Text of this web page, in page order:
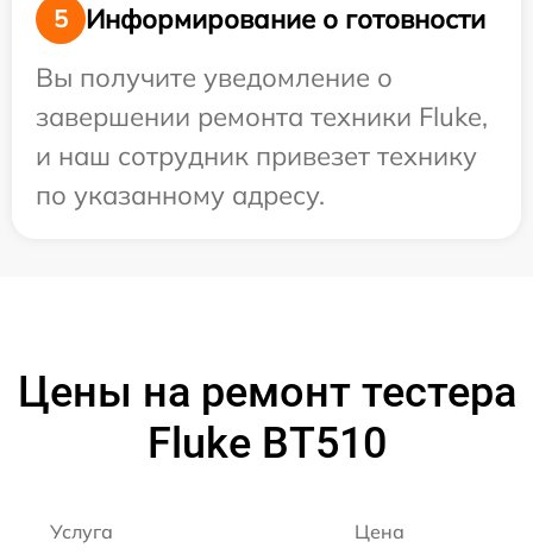
5
Информирование о готовности
Вы получите уведомление о
завершении ремонта техники Fluke,
и наш сотрудник привезет технику
по указанному адресу.
Цены на ремонт тестера
Fluke BT510
Услуга Цена